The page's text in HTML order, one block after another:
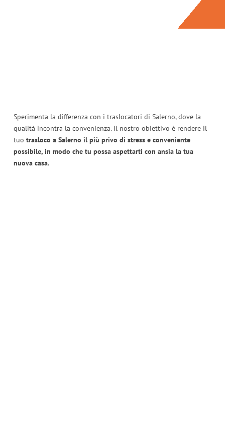
Sperimenta la differenza con i traslocatori di Salerno, dove la
qualità incontra la convenienza. Il nostro obiettivo è rendere il
tuo trasloco a Salerno il più privo di stress e conveniente
possibile, in modo che tu possa aspettarti con ansia la tua
nuova casa.